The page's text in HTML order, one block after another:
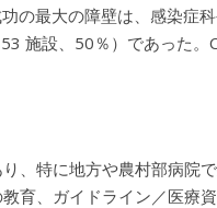
の最大の障壁は、感染症
施設、50％）であった
、特に地方や農村部病院
育、ガイドライン／医療